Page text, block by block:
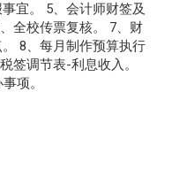
宜。 5、会计师财签及
全校传票复核。 7、财
8、每月制作预算执行
签调节表-利息收入。
项。